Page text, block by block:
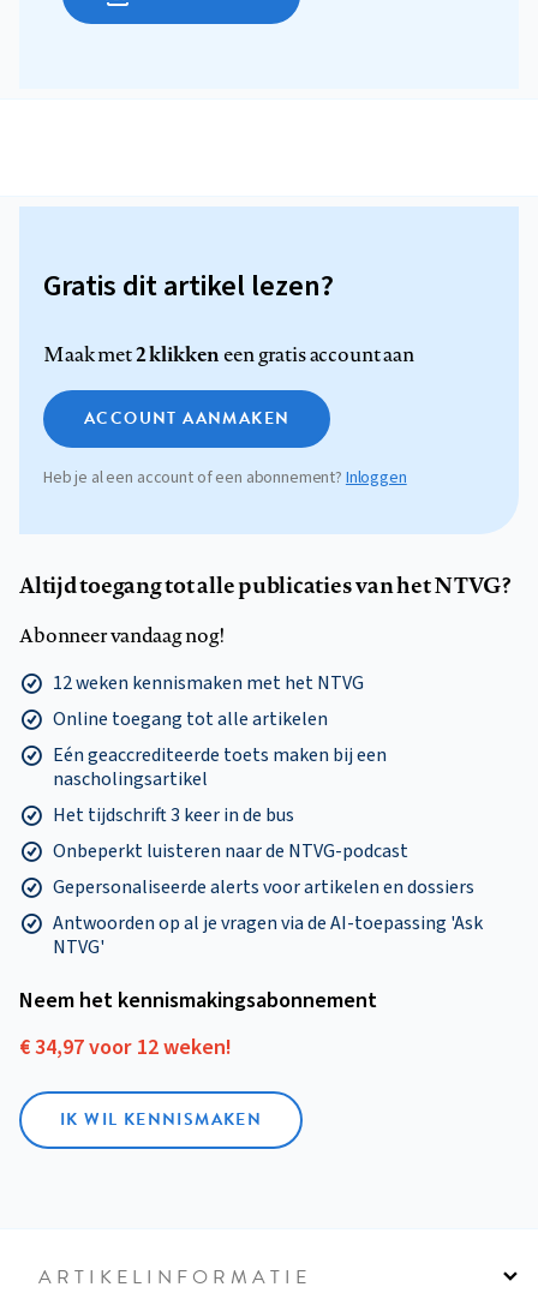
Gratis dit artikel lezen?
Maak met2 klikkeneen gratis account aan
ACCOUNT AANMAKEN
Heb je al een account of een abonnement? Inloggen
Altijd toegang tot alle publicaties van het NTVG?
Abonneer vandaag nog!
12 weken kennismaken met het NTVG
Online toegang tot alle artikelen
Eén geaccrediteerde toets maken bij een
nascholingsartikel
Het tijdschrift 3 keer in de bus
Onbeperkt luisteren naar de NTVG-podcast
Gepersonaliseerde alerts voor artikelen en dossiers
Antwoorden op al je vragen via de AI-toepassing 'Ask
NTVG'
Neem het kennismakings­abonnement
€ 34,97 voor 12 weken!
IK WIL KENNISMAKEN
ARTIKELINFORMATIE